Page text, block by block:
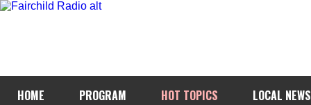
HOME PROGRAM HOT TOPICS
LOCAL NEWS